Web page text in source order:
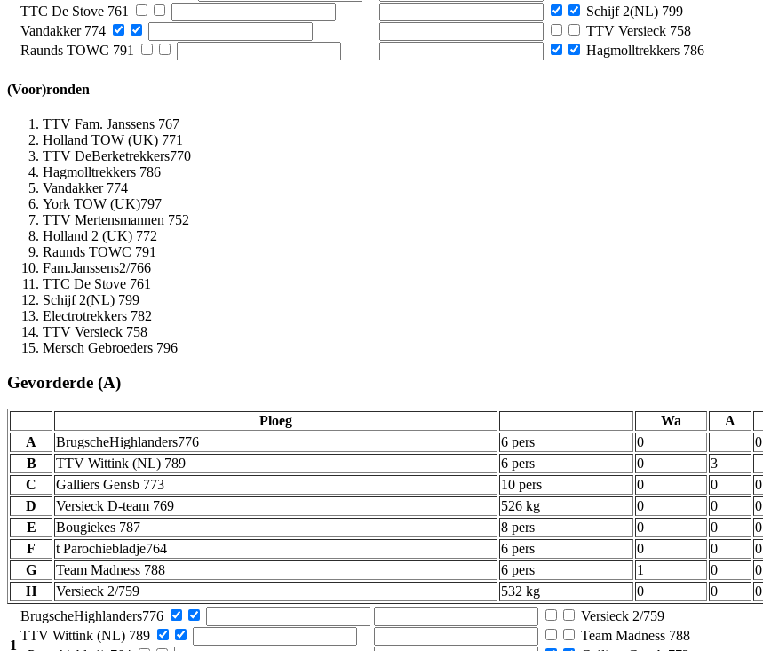
TTC De Stove 761
Vandakker 774
Raunds TOWC 791
Schijf 2(NL) 799
TTV Versieck 758
Hagmolltrekkers 786
(Voor)ronden
TTV Fam. Janssens 767
Holland TOW (UK) 771
TTV DeBerketrekkers770
Hagmolltrekkers 786
Vandakker 774
York TOW (UK)797
TTV Mertensmannen 752
Holland 2 (UK) 772
Raunds TOWC 791
Fam.Janssens2/766
TTC De Stove 761
Schijf 2(NL) 799
Electrotrekkers 782
TTV Versieck 758
Mersch Gebroeders 796
Gevorderde (A)
Ploeg Wa A
A
BrugscheHighlanders776 6 pers 0 0
B
TTV Wittink (NL) 789 6 pers 0 3
C
Galliers Gensb 773 10 pers 0 0 0
D
Versieck D-team 769 526 kg 0 0 0
E
Bougiekes 787 8 pers 0 0 0
F
t Parochiebladje764 6 pers 0 0 0
G
Team Madness 788 6 pers 1 0 0
H
Versieck 2/759 532 kg 0 0 0
1
BrugscheHighlanders776
TTV Wittink (NL) 789
Versieck 2/759
Team Madness 788